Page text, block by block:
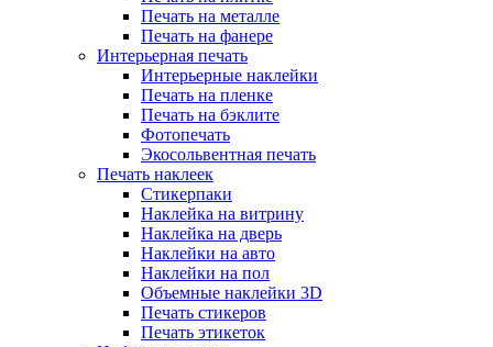
Печать на металле
Печать на фанере
Интерьерная печать
Интерьерные наклейки
Печать на пленке
Печать на бэклите
Фотопечать
Экосольвентная печать
Печать наклеек
Стикерпаки
Наклейка на витрину
Наклейка на дверь
Наклейки на авто
Наклейки на пол
Объемные наклейки 3D
Печать стикеров
Печать этикеток